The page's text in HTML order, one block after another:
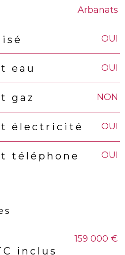
Arbanats
OUI
eau OUI
gaz NON
électricité OUI
téléphone OUI
inclus
159 000 €